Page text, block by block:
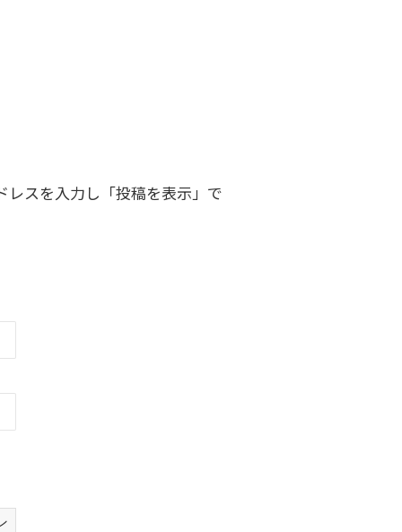
レスを入力し「投稿を表示」で